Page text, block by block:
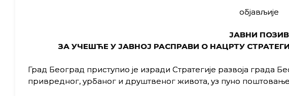
објављије
ЈАВНИ ПОЗИВ
ЗА УЧЕШЋЕ У ЈАВНОЈ РАСПРАВИ О НАЦРТУ
Град Београд приступио је изради Стратегије развоја града
привредног, урбаног и друштвеног живота, уз пуно